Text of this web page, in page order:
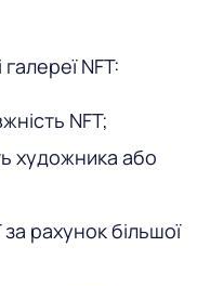
NFT:
NFT;
художника або
за рахунок більшої